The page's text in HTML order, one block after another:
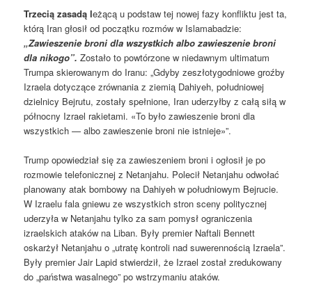
Trzecią zasadą leżącą u podstaw tej nowej fazy konfliktu jest ta,
którą Iran głosił od początku rozmów w Islamabadzie:
„Zawieszenie broni dla wszystkich albo zawieszenie broni
dla nikogo”. Zostało to powtórzone w niedawnym ultimatum
Trumpa skierowanym do Iranu: „Gdyby zeszłotygodniowe groźby
Izraela dotyczące zrównania z ziemią Dahiyeh, południowej
dzielnicy Bejrutu, zostały spełnione, Iran uderzyłby z całą siłą w
północny Izrael rakietami. «To było zawieszenie broni dla
wszystkich — albo zawieszenie broni nie istnieje»”.
Trump opowiedział się za zawieszeniem broni i ogłosił je po
rozmowie telefonicznej z Netanjahu. Polecił Netanjahu odwołać
planowany atak bombowy na Dahiyeh w południowym Bejrucie.
W Izraelu fala gniewu ze wszystkich stron sceny politycznej
uderzyła w Netanjahu tylko za sam pomysł ograniczenia
izraelskich ataków na Liban. Były premier Naftali Bennett
oskarżył Netanjahu o „utratę kontroli nad suwerennością Izraela”.
Były premier Jair Lapid stwierdził, że Izrael został zredukowany
do „państwa wasalnego” po wstrzymaniu ataków.